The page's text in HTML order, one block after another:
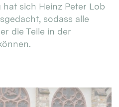
sich Heinz Peter Lob
sodass alle
die Teile in der